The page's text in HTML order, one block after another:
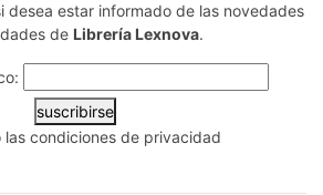
desea estar informado de las novedades
de Librería Lexnova.
suscribirse
las condiciones de privacidad